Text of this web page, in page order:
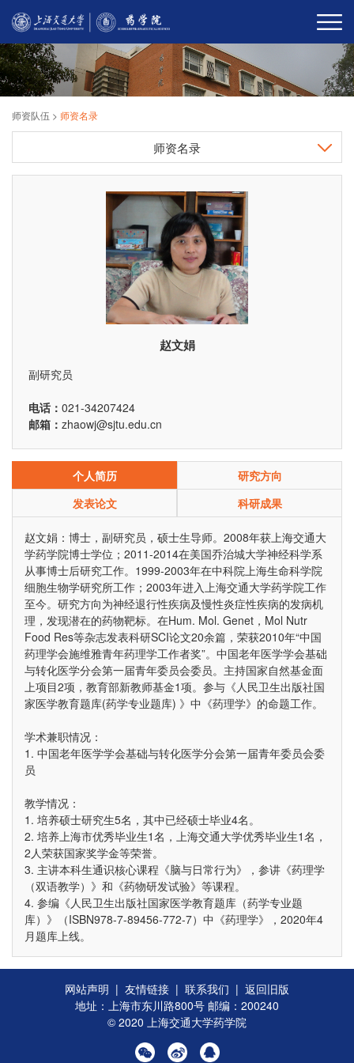
师资队伍 > 师资名录
师资名录
赵文娟
副研究员
电话： 021-34207424
邮箱： zhaowj@sjtu.edu.cn
个人简历
研究方向
发表论文
科研成果
赵文娟：博士，副研究员，硕士生导师。2008年获上海交通大
学药学院博士学位；2011-2014在美国乔治城大学神经科学系
从事博士后研究工作。1999-2003年在中科院上海生命科学院
细胞生物学研究所工作；2003年进入上海交通大学药学院工作
至今。研究方向为神经退行性疾病及慢性炎症性疾病的发病机
理，发现潜在的药物靶标。在Hum. Mol. Genet，Mol Nutr
Food Res等杂志发表科研SCI论文20余篇，荣获2010年“中国
药理学会施维雅青年药理学工作者奖”。中国老年医学学会基础
与转化医学分会第一届青年委员会委员。主持国家自然基金面
上项目2项，教育部新教师基金1项。参与《人民卫生出版社国
家医学教育题库(药学专业题库) 》中《药理学》的命题工作。
学术兼职情况：
1. 中国老年医学学会基础与转化医学分会第一届青年委员会委
员
教学情况：
1. 培养硕士研究生5名，其中已经硕士毕业4名。
2. 培养上海市优秀毕业生1名，上海交通大学优秀毕业生1名，
2人荣获国家奖学金等荣誉。
3. 主讲本科生通识核心课程《脑与日常行为》，参讲《药理学
（双语教学）》和《药物研发试验》等课程。
4. 参编《人民卫生出版社国家医学教育题库（药学专业题
库）》（ISBN978-7-89456-772-7）中《药理学》，2020年4
月题库上线。
网站声明 | 友情链接 | 联系我们 | 返回旧版
地址：上海市东川路800号 邮编：200240
© 2020 上海交通大学药学院